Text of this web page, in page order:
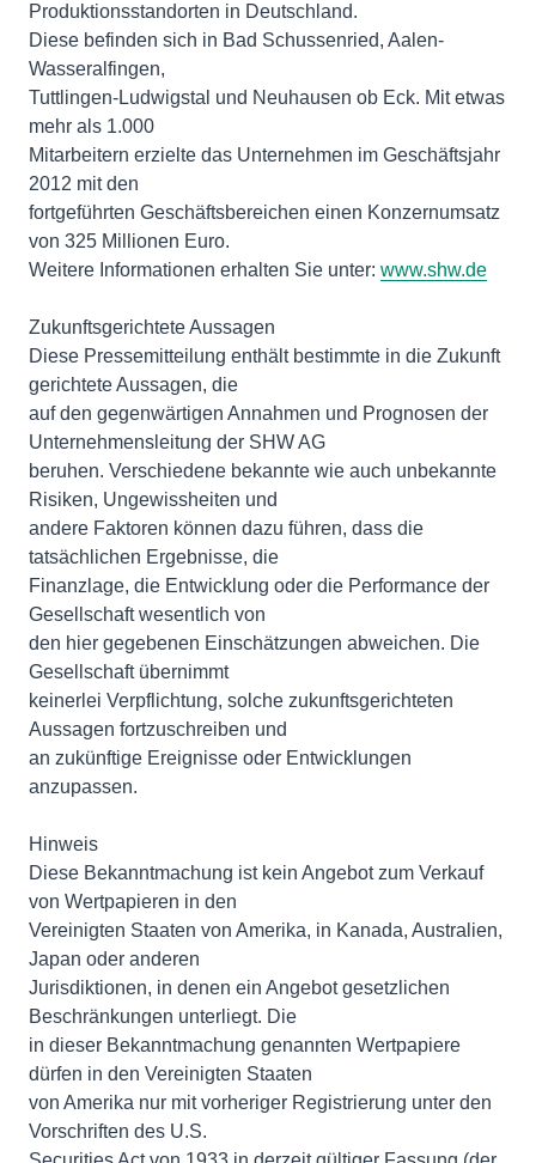
Produktionsstandorten in Deutschland.
Diese befinden sich in Bad Schussenried, Aalen-
Wasseralfingen,
Tuttlingen-Ludwigstal und Neuhausen ob Eck. Mit etwas
mehr als 1.000
Mitarbeitern erzielte das Unternehmen im Geschäftsjahr
2012 mit den
fortgeführten Geschäftsbereichen einen Konzernumsatz
von 325 Millionen Euro.
Weitere Informationen erhalten Sie unter: www.shw.de
Zukunftsgerichtete Aussagen
Diese Pressemitteilung enthält bestimmte in die Zukunft
gerichtete Aussagen, die
auf den gegenwärtigen Annahmen und Prognosen der
Unternehmensleitung der SHW AG
beruhen. Verschiedene bekannte wie auch unbekannte
Risiken, Ungewissheiten und
andere Faktoren können dazu führen, dass die
tatsächlichen Ergebnisse, die
Finanzlage, die Entwicklung oder die Performance der
Gesellschaft wesentlich von
den hier gegebenen Einschätzungen abweichen. Die
Gesellschaft übernimmt
keinerlei Verpflichtung, solche zukunftsgerichteten
Aussagen fortzuschreiben und
an zukünftige Ereignisse oder Entwicklungen
anzupassen.
Hinweis
Diese Bekanntmachung ist kein Angebot zum Verkauf
von Wertpapieren in den
Vereinigten Staaten von Amerika, in Kanada, Australien,
Japan oder anderen
Jurisdiktionen, in denen ein Angebot gesetzlichen
Beschränkungen unterliegt. Die
in dieser Bekanntmachung genannten Wertpapiere
dürfen in den Vereinigten Staaten
von Amerika nur mit vorheriger Registrierung unter den
Vorschriften des U.S.